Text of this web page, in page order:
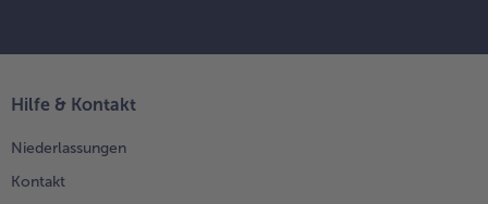
Hilfe & Kontakt
Niederlassungen
Kontakt